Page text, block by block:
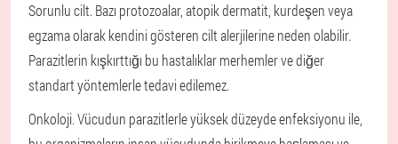
Sorunlu cilt. Bazı protozoalar, atopik dermatit, kurdeşen veya
egzama olarak kendini gösteren cilt alerjilerine neden olabilir.
Parazitlerin kışkırttığı bu hastalıklar merhemler ve diğer
standart yöntemlerle tedavi edilemez.
Onkoloji. Vücudun parazitlerle yüksek düzeyde enfeksiyonu ile,